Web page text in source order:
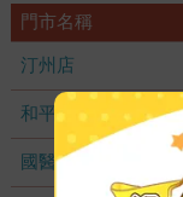
門市名稱
汀州店
和平店
國醫加盟店